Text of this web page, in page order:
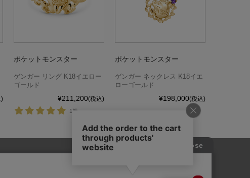
)
ポケットモンスター
ゲンガー リング K18イエロー
ゴールド
¥211,200(税込)
1件
ポケットモンスター
ゲンガー ネックレス K18イエ
ローゴールド
¥198,000(税込)